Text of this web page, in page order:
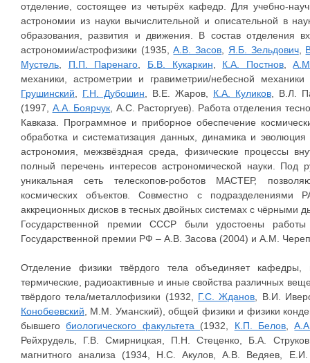
отделение, состоящее из четырёх кафедр. Для учебно-
астрономии из науки вычислительной и описательной в
образования, развития и движения. В состав отделения
астрономии/астрофизики (1935,А.В. Засов Я.Б. Зельдович,
Мустель
П.П. Паренаго Б.В. Кукаркин К.А. Постнов,
механики, астрометрии и гравиметрии/небесной
Грушинский
Г.Н. Дубошин , В.Е. Жаров, К.А. Куликов , В.Л.
(1997, А.А. Боярчук , А.С. Расторгуев). Работа отделения
Кавказа. Программное и приборное обеспечение
обработка и систематизация данных, динамика и эволюция
астрономия, межзвёздная среда, физические процессы
полный перечень интересов астрономической науки. Под
уникальная сеть телескопов-роботов МАСТЕР,
космических объектов. Совместно с подразделениями
аккреционных дисков в тесных двойных системах с чёрными
Государственной премии СССР были удостоены
Государственной премии РФ – А.В. Засова (2004) и А.М.
Отделение физики твёрдого тела объединяет кафедры,
термические, радиоактивные и иные свойства различных
твёрдого тела/металлофизики (1932, Г.С. Жданов , В.И.
Конобеевский , М.М. Уманский), общей физики и физики
бывшегобиологического факультета (1932, К.П. Белов ,
Рейхрудель, Г.В. Смирницкая, П.Н. Стеценко, Б.А.
магнитного анализа (1934, Н.С. Акулов, А.В. Ведяев,